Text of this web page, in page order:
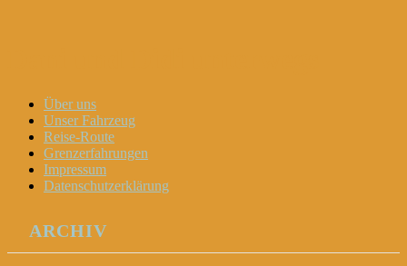
Menu
Widgets
Search
Skip
content
Über uns
Unser Fahrzeug
Reise-Route
Grenzerfahrungen
Impressum
Datenschutzerklärung
ARCHIV